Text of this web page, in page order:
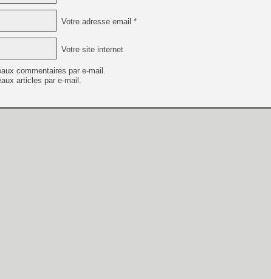
Votre adresse email *
Votre site internet
commentaires par e-mail.
articles par e-mail.